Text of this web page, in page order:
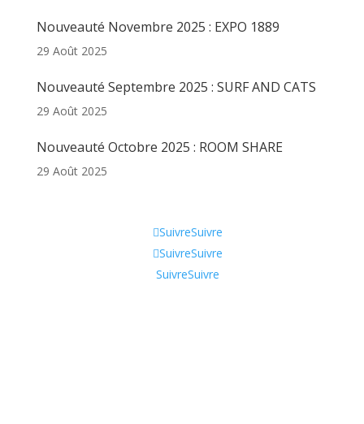
Nouveauté Novembre 2025 : EXPO 1889
29 Août 2025
Nouveauté Septembre 2025 : SURF AND CATS
29 Août 2025
Nouveauté Octobre 2025 : ROOM SHARE
29 Août 2025
SuivreSuivre
SuivreSuivre
SuivreSuivre